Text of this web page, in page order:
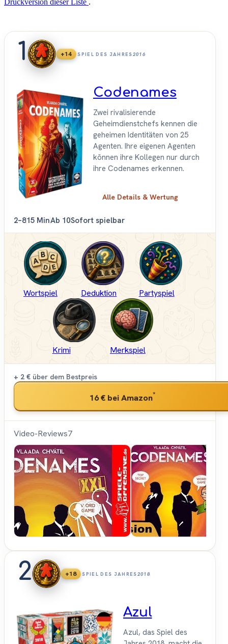
Druckversion dieser Liste .
1 +14 SPIEL DES JAHRES2016
Codenames
Zwei rivalisierende
Geheimdienstchefs kennen die
geheimen Identitäten von 25
Agenten. Ihre eigenen Agenten
können ihre Kollegen nur durch
ihre Codenames erkennen.
Alle Details & Wertung
2–815 MinAb 10Sofort spielbar
Wortspiel Deduktion Partyspiel
Krimi Merkspiel
+ 2 € über dem Bestpreis
16 € bei Amazon*
Video-Reviews7
Spiele-
Offensive.de
2 +18 SPIEL DES JAHRES2018
Azul
Azul, das Spiel des